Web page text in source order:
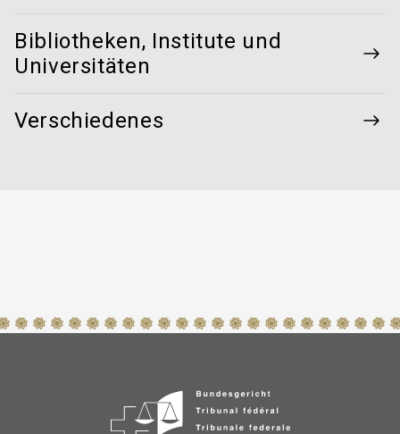
Bibliotheken, Institute und
Universitäten
Verschiedenes